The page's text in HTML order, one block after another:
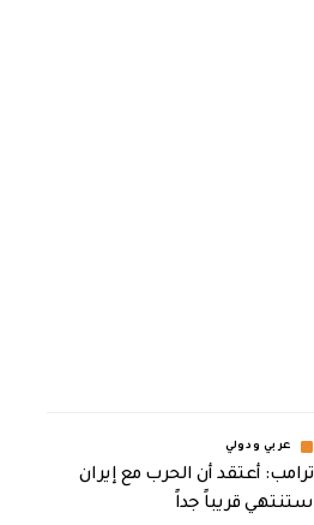
عربي ودولي
‏ترامب: أعتقد أن الحرب مع إيران
ستنتهي قريباً جداً